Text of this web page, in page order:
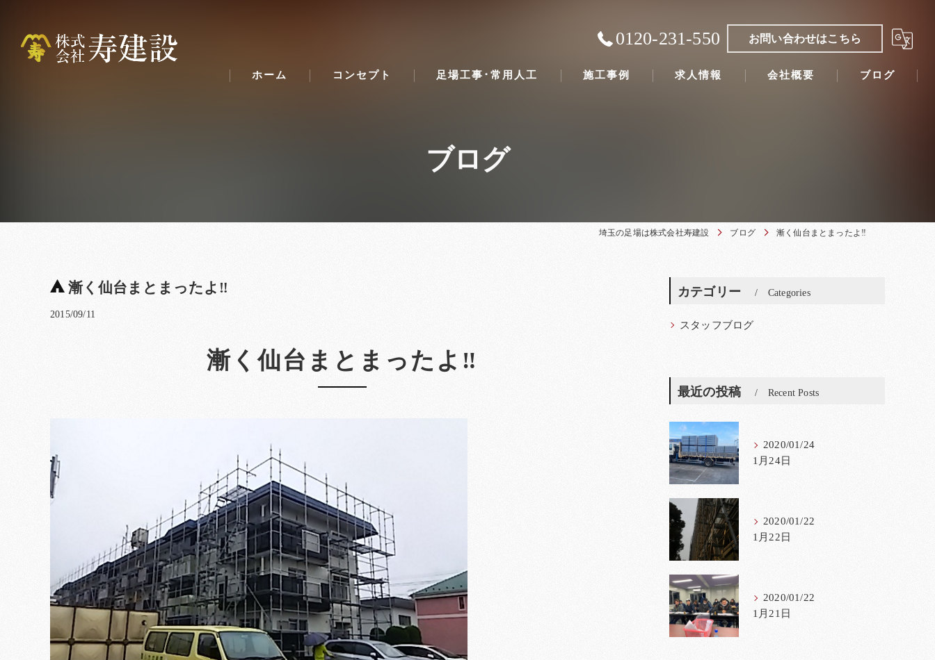
0120-231-550 お問い合わせはこちら
ホーム コンセプト 足場工事･常用人工 施工事例 求人情報 会社概要 ブログ
ブログ
埼玉の足場は株式会社寿建設 ブログ 漸く仙台まとまったよ‼
漸く仙台まとまったよ‼
2015/09/11
漸く仙台まとまったよ‼
カテゴリー Categories
スタッフブログ
最近の投稿 Recent Posts
2020/01/24
1月24日
2020/01/22
1月22日
2020/01/22
1月21日